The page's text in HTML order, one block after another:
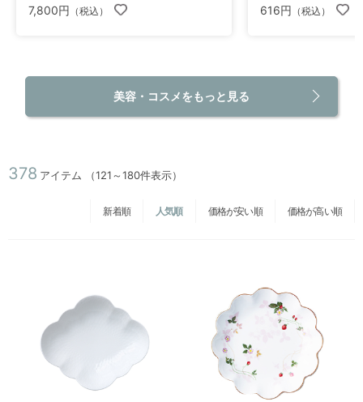
7,800円 （税込） 616円 （税込）
美容・コスメをもっと見る
378 アイテム （121～180件表示）
新着順 人気順 価格が安い順 価格が高い順